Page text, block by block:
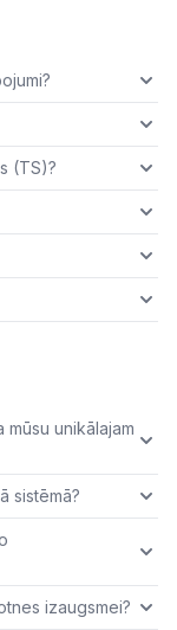
(TS)?
unikālajam
sistēmā?
izaugsmei?